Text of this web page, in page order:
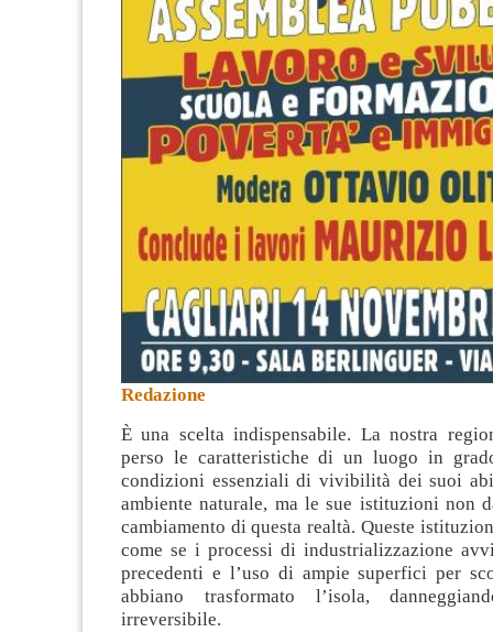
Redazione
È una scelta indispensabile. La nostra
perso le caratteristiche di un luogo in
condizioni essenziali di vivibilità dei suoi
ambiente naturale, ma le sue istituzioni non
cambiamento di questa realtà. Queste
come se i processi di industrializzazione
precedenti e l’uso di ampie superfici per
abbiano trasformato l’isola,
irreversibile.